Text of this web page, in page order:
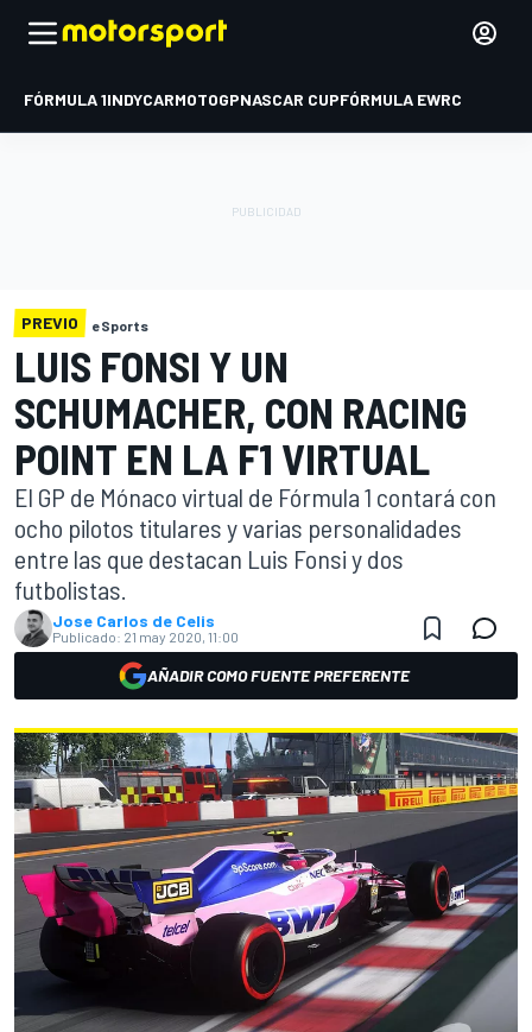
FÓRMULA 1INDYCARMOTOGPNASCAR CUPFÓRMULA EWRC
PREVIO eSports
LUIS FONSI Y UN
SCHUMACHER, CON RACING
POINT EN LA F1 VIRTUAL
El GP de Mónaco virtual de Fórmula 1 contará con
ocho pilotos titulares y varias personalidades
entre las que destacan Luis Fonsi y dos
futbolistas.
Jose Carlos de Celis
Publicado: 21 may 2020, 11:00
AÑADIR COMO FUENTE PREFERENTE